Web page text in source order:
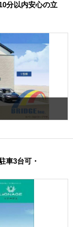
分以内安心の立
車3台可・